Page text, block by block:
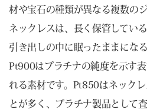
材や宝石の種類が異なる複数の
ネックレスは、長く保管してい
引き出しの中に眠ったままにな
Pt900はプラチナの純度を示す
れる素材です。Pt850はネック
とが多く、プラチナ製品として